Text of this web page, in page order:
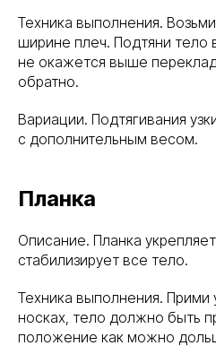
Техника выполнения.
ширине плеч. Подтяни тело
не окажется выше
обратно.
Вариации. Подтягивания
с дополнительным весом.
Планка
Описание. Планка
стабилизирует все тело.
Техника выполнения. Прими
носках, тело должно быть
положение как можно